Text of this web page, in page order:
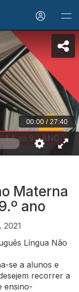
00:00 / 27:40
Materna
ano
2021
Língua Não
se a alunos e
recorrer a
ensino-